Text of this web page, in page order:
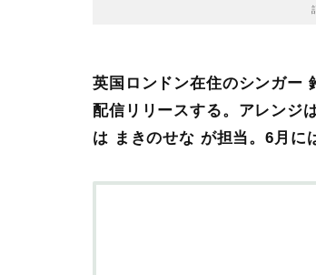
英国ロンドン在住のシンガー
配信リリースする。アレンジ
は まきのせな が担当。6月に